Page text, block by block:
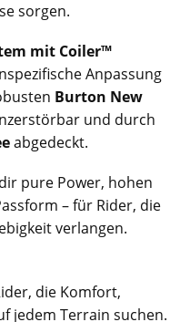
sorgen.
mit Coiler™
Anpassung
Burton New
und durch
abgedeckt.
pure Power, hohen
– für Rider, die
verlangen.
die Komfort,
jedem Terrain suchen.